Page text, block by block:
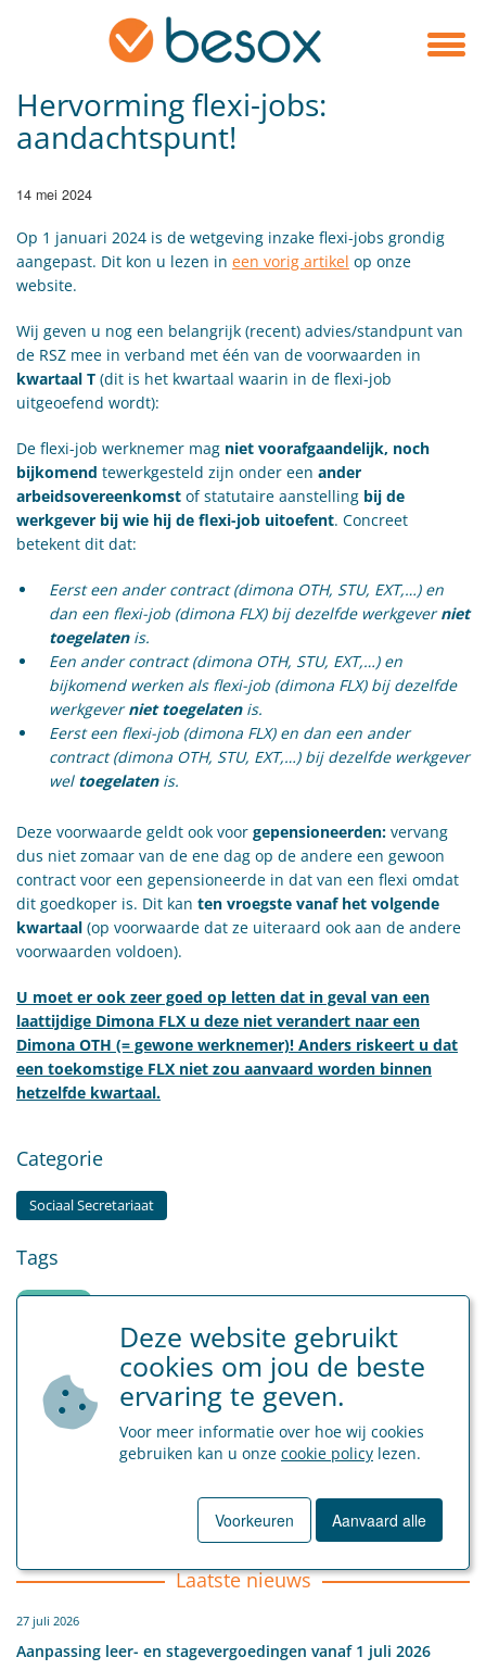
Hervorming flexi-jobs:
aandachtspunt!
14 mei 2024
Op 1 januari 2024 is de wetgeving inzake flexi-jobs grondig
aangepast. Dit kon u lezen in een vorig artikel op onze
website.
Wij geven u nog een belangrijk (recent) advies/standpunt van
de RSZ mee in verband met één van de voorwaarden in
kwartaal T (dit is het kwartaal waarin in de flexi-job
uitgeoefend wordt):
De flexi-job werknemer mag niet voorafgaandelijk, noch
bijkomend tewerkgesteld zijn onder een ander
arbeidsovereenkomst of statutaire aanstelling bij de
werkgever bij wie hij de flexi-job uitoefent. Concreet
betekent dit dat:
Eerst een ander contract (dimona OTH, STU, EXT,…) en
dan een flexi-job (dimona FLX) bij dezelfde werkgeverniet
toegelaten is.
Een ander contract (dimona OTH, STU, EXT,…) en
bijkomend werken als flexi-job (dimona FLX) bij dezelfde
werkgeverniet toegelatenis.
Eerst een flexi-job (dimona FLX) en dan een ander
contract (dimona OTH, STU, EXT,…) bij dezelfde werkgever
wel toegelaten is.
Deze voorwaarde geldt ook voor gepensioneerden: vervang
dus niet zomaar van de ene dag op de andere een gewoon
contract voor een gepensioneerde in dat van een flexi omdat
dit goedkoper is. Dit kan ten vroegste vanaf het volgende
kwartaal (op voorwaarde dat ze uiteraard ook aan de andere
voorwaarden voldoen).
U moet er ook zeer goed op letten dat in geval van een
laattijdige Dimona FLX u deze niet verandert naar een
Dimona OTH (= gewone werknemer)! Anders riskeert u dat
een toekomstige FLX niet zou aanvaard worden binnen
hetzelfde kwartaal.
Categorie
Sociaal Secretariaat
Tags
flexi-jobs
Terug naar overzicht
Laatste nieuws
27 juli 2026
Aanpassing leer- en stagevergoedingen vanaf 1 juli 2026
Deze website gebruikt
cookies om jou de beste
ervaring te geven.
Voor meer informatie over hoe wij cookies
gebruiken kan u onze cookie policy lezen.
Voorkeuren Aanvaard alle